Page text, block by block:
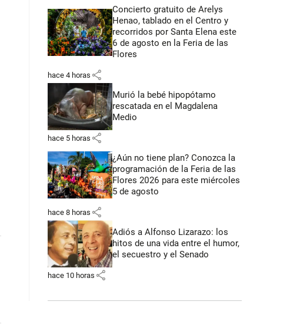
Concierto gratuito de Arelys
Henao, tablado en el Centro y
recorridos por Santa Elena este
6 de agosto en la Feria de las
Flores
hace 4 horas share
Murió la bebé hipopótamo
rescatada en el Magdalena
Medio
hace 5 horas share
¿Aún no tiene plan? Conozca la
programación de la Feria de las
Flores 2026 para este miércoles
5 de agosto
hace 8 horas share
Adiós a Alfonso Lizarazo: los
hitos de una vida entre el humor,
el secuestro y el Senado
hace 10 horas share